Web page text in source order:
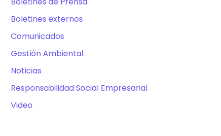
Boletines externos
Comunicados
Gestión Ambiental
Noticias
Responsabilidad Social Empresarial
Video